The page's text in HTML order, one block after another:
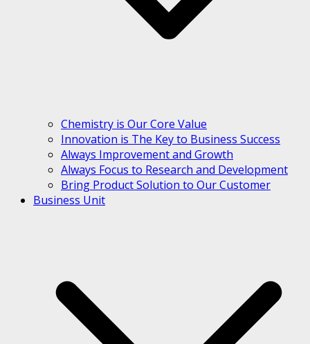
Chemistry is Our Core Value
Innovation is The Key to Business Success
Always Improvement and Growth
Always Focus to Research and Development
Bring Product Solution to Our Customer
Business Unit